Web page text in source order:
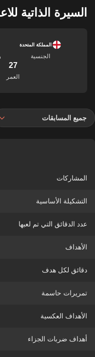
السيرة الذاتية
المملكة المتحدة
الجنسية
27
العمر
جميع المسابقات
المشاركات
التشكيلة الأساسية
عدد الدقائق التي تم لعبها
الأهداف
دقائق لكل هدف
تمريرات حاسمة
الأهداف العكسية
أهداف ضربات الجزاء